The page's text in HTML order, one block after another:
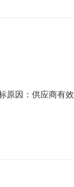
因：供应商有
时间（北京时间